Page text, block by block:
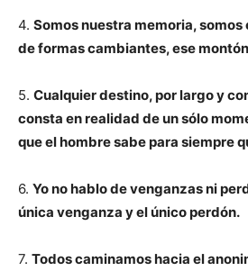
4. Somos nuestra memoria,
de formas cambiantes, ese
5. Cualquier destino, por largo y
consta en realidad de un sólo
que el hombre sabe para siempre
6. Yo no hablo de venganzas ni
única venganza y el único perdón.
7. Todos caminamos hacia el